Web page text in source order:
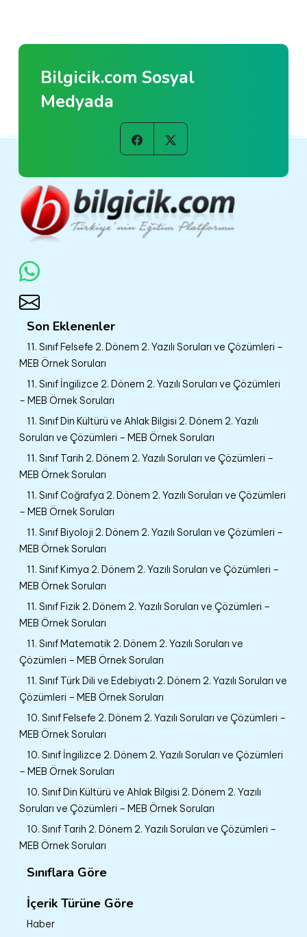
Bilgicik.com Sosyal
Medyada
Son Eklenenler
11. Sınıf Felsefe 2. Dönem 2. Yazılı Soruları ve Çözümleri –
MEB Örnek Soruları
11. Sınıf İngilizce 2. Dönem 2. Yazılı Soruları ve Çözümleri
– MEB Örnek Soruları
11. Sınıf Din Kültürü ve Ahlak Bilgisi 2. Dönem 2. Yazılı
Soruları ve Çözümleri – MEB Örnek Soruları
11. Sınıf Tarih 2. Dönem 2. Yazılı Soruları ve Çözümleri –
MEB Örnek Soruları
11. Sınıf Coğrafya 2. Dönem 2. Yazılı Soruları ve Çözümleri
– MEB Örnek Soruları
11. Sınıf Biyoloji 2. Dönem 2. Yazılı Soruları ve Çözümleri –
MEB Örnek Soruları
11. Sınıf Kimya 2. Dönem 2. Yazılı Soruları ve Çözümleri –
MEB Örnek Soruları
11. Sınıf Fizik 2. Dönem 2. Yazılı Soruları ve Çözümleri –
MEB Örnek Soruları
11. Sınıf Matematik 2. Dönem 2. Yazılı Soruları ve
Çözümleri – MEB Örnek Soruları
11. Sınıf Türk Dili ve Edebiyatı 2. Dönem 2. Yazılı Soruları ve
Çözümleri – MEB Örnek Soruları
10. Sınıf Felsefe 2. Dönem 2. Yazılı Soruları ve Çözümleri –
MEB Örnek Soruları
10. Sınıf İngilizce 2. Dönem 2. Yazılı Soruları ve Çözümleri
– MEB Örnek Soruları
10. Sınıf Din Kültürü ve Ahlak Bilgisi 2. Dönem 2. Yazılı
Soruları ve Çözümleri – MEB Örnek Soruları
10. Sınıf Tarih 2. Dönem 2. Yazılı Soruları ve Çözümleri –
MEB Örnek Soruları
Sınıflara Göre
İçerik Türüne Göre
Haber